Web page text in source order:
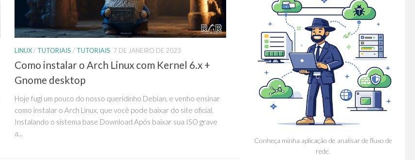
LINUX / TUTORIAIS / TUTORIAIS 7 DE JANEIRO DE 2023
Como instalar o Arch Linux com Kernel 6.x +
Gnome desktop
Hoje fugi um pouco do nosso queridinho Debian, e venho ensinar
como instalar o Arch Linux, que você pode baixar do site oficial.
Instalando o sistema base Download Após baixar sua ISO grave
a...
Conheça minha aplicação de analisar de fluxo de
rede.